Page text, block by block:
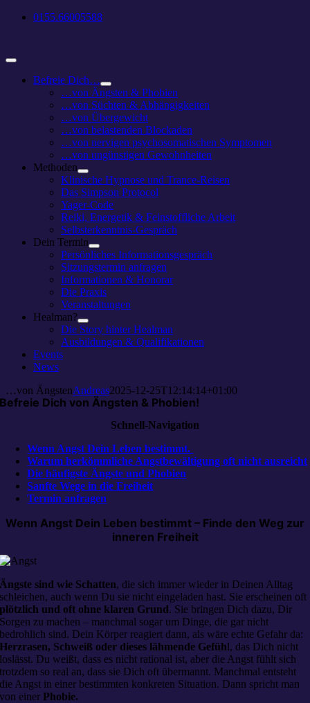
Zum
0155.66005588
Toggle
NavigationBefreie Dich…
…von Ängsten & Phobien
…von Süchten & Abhängigkeiten
…von Übergewicht
…von belastenden Blockaden
…von nervigen psychosomatischen Symptomen
…von ungünstigen Gewohnheiten
Methoden
Klinische Hypnose und Trance-Reisen
Das Simpson Protocol
Yager-Code
Reiki, Energetik & Feinstoffliche Arbeit
Selbsterkenntnis-Gespräch
Dein Termin
Persönliches Informationsgespräch
Sitzungstermin anfragen
Informationen & Honorar
Die Praxis
Veranstaltungen
Healman?
Die Story hinter Healman
Ausbildungen & Qualifikationen
Events
News
…von ÄngstenAndreas2025-12-25T12:14:14+01:00
Befreie Dich von Ängsten & Phobien!
Schnell-Navigation
Wenn Angst Dein Leben bestimmt.
Warum herkömmliche Angstbewältigung oft nicht ausreicht
Die häufigste Ängste und Phobien
Sanfte Wege in die Freiheit
Termin anfragen
Wenn Angst Dein Leben bestimmt – Finde den Weg zur
inneren Freiheit
Ängste sind wie Schatten, die sich immer wieder in Deinen Alltag
schleichen, auch wenn Du sie nicht eingeladen hast. Sie erscheinen oft
plötzlich und oft ohne klaren Grund. Sie bringen Dich dazu, Dir
Sorgen zu machen – manchmal sogar um Dinge, die gar nicht
bedrohlich sind. Dein Körper reagiert dann, als wäre echte Gefahr da:
Herzrasen, Schweiß oder dieses lähmende Gefühl, das Dich nicht
loslässt. Du weißt, dass es nicht rational ist, aber die Angst fühlt sich
trotzdem so real an, dass sie Dich oft übermannt. Manchmal entsteht
die Angst in einer bestimmten konkreten Situation. Dann spricht man
von einerPhobie.